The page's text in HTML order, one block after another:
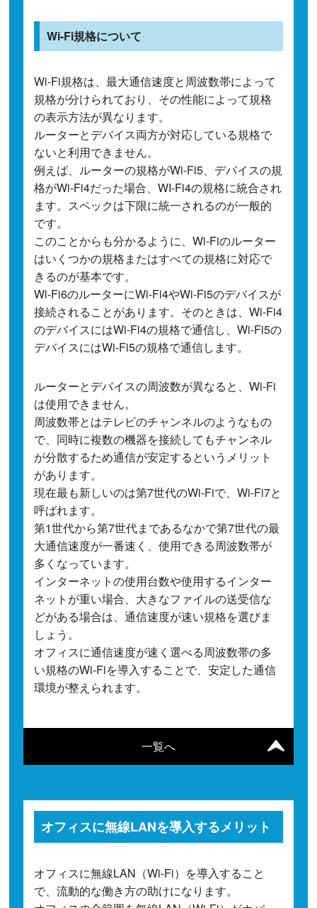
一覧へ
Wi-Fi規格について
Wi-Fi規格は、最大通信速度と周波数帯によって
規格が分けられており、その性能によって規格
の表示方法が異なります。
ルーターとデバイス両方が対応している規格で
ないと利用できません。
例えば、ルーターの規格がWi-Fi5、デバイスの規
格がWi-Fi4だった場合、WI-Fi4の規格に統合され
ます。スペックは下限に統一されるのが一般的
です。
このことからも分かるように、Wi-Fiのルーター
はいくつかの規格またはすべての規格に対応で
きるのが基本です。
Wi-Fi6のルーターにWi-Fi4やWi-Fi5のデバイスが
接続されることがあります。そのときは、Wi-Fi4
のデバイスにはWi-Fi4の規格で通信し、Wi-Fi5の
デバイスにはWi-Fi5の規格で通信します。
ルーターとデバイスの周波数が異なると、Wi-Fi
は使用できません。
周波数帯とはテレビのチャンネルのようなもの
で、同時に複数の機器を接続してもチャンネル
が分散するため通信が安定するというメリット
があります。
現在最も新しいのは第7世代のWi-Fiで、Wi-Fi7と
呼ばれます。
第1世代から第7世代まであるなかで第7世代の最
大通信速度が一番速く、使用できる周波数帯が
多くなっています。
インターネットの使用台数や使用するインター
ネットが重い場合、大きなファイルの送受信な
どがある場合は、通信速度が速い規格を選びま
しょう。
オフィスに通信速度が速く選べる周波数帯の多
い規格のWi-Fiを導入することで、安定した通信
環境が整えられます。
オフィスに無線LANを導入するメリット
オフィスに無線LAN（Wi-Fi）を導入すること
で、流動的な働き方の助けになります。